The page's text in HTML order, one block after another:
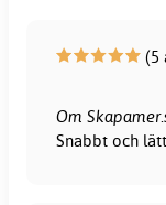
(5
Om
Snabbt och